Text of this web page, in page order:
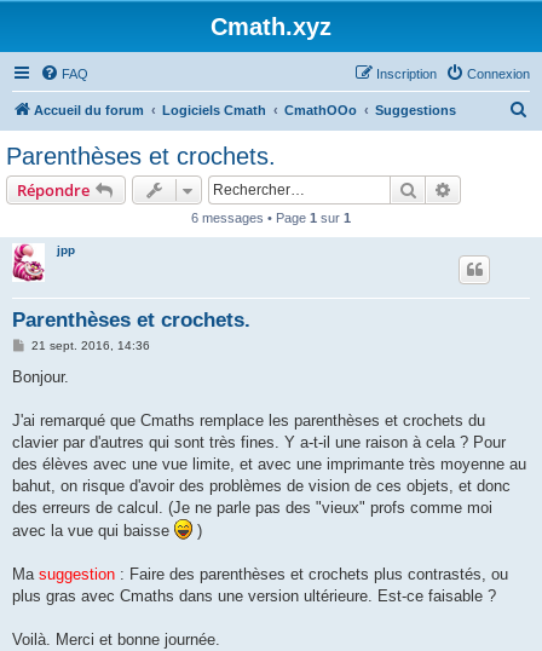
Cmath.xyz
FAQ Connexion
Inscription
Accueil du forum Logiciels Cmath CmathOOo Suggestions
Parenthèses et crochets.
Répondre Rechercher
6 messages • Page 1 sur 1
jpp
Parenthèses et crochets.
M
s
g
21 sept. 2016, 14:36
Bonjour.
J'ai remarqué que Cmaths remplace les parenthèses et crochets du
clavier par d'autres qui sont très fines. Y a-t-il une raison à cela ? Pour
des élèves avec une vue limite, et avec une imprimante très moyenne au
bahut, on risque d'avoir des problèmes de vision de ces objets, et donc
des erreurs de calcul. (Je ne parle pas des "vieux" profs comme moi
avec la vue qui baisse
)
Ma suggestion : Faire des parenthèses et crochets plus contrastés, ou
plus gras avec Cmaths dans une version ultérieure. Est-ce faisable ?
Voilà. Merci et bonne journée.